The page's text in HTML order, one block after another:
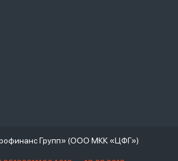
Групп» (ООО МКК «ЦФГ»)